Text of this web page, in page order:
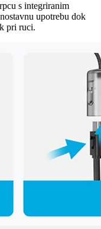
s integriranim
upotrebu dok
pri ruci.